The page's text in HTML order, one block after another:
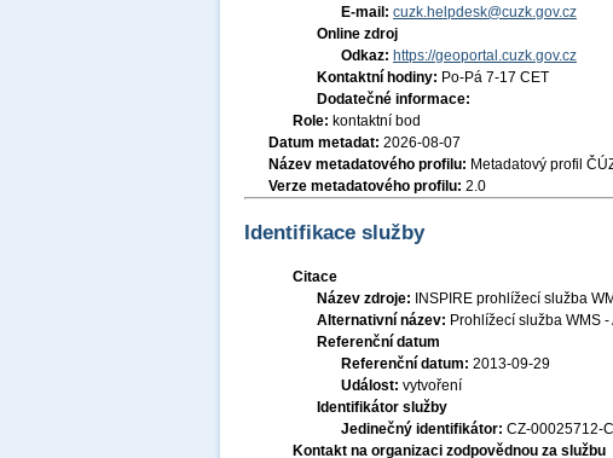
E-mail: cuzk.helpdesk@cuzk.gov.cz
Online zdroj
Odkaz: https://geoportal.cuzk.gov.cz
Kontaktní hodiny: Po-Pá 7-17 CET
Dodatečné informace:
Role: kontaktní bod
Datum metadat: 2026-08-07
Název metadatového profilu: Metadatový profil
Verze metadatového profilu: 2.0
Identifikace služby
Citace
Název zdroje:
INSPIRE prohlížecí služba
Alternativní název: Prohlížecí služba WMS -
Referenční datum
Referenční datum: 2013-09-29
Událost: vytvoření
Identifikátor služby
Jedinečný identifikátor: CZ-00025712-
Kontakt na organizaci zodpovědnou za službu